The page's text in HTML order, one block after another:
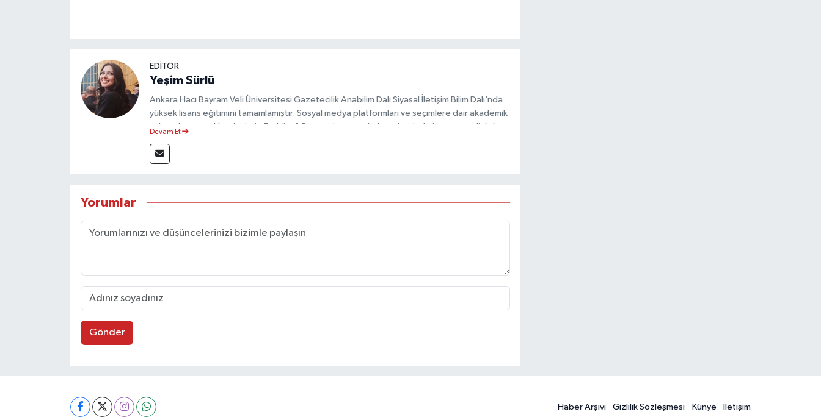
EDİTÖR
Yeşim Sürlü
Ankara Hacı Bayram Veli Üniversitesi Gazetecilik Anabilim Dalı Siyasal İletişim Bilim Dalı’nda
yüksek lisans eğitimini tamamlamıştır. Sosyal medya platformları ve seçimlere dair akademik
çalışmalar gerçekleştirmiştir. Taşköprü Postası internet haber sitesinde internet editörü
Devam Et
Yorumlar
Gönder
Haber Arşivi Gizlilik Sözleşmesi Künye İletişim